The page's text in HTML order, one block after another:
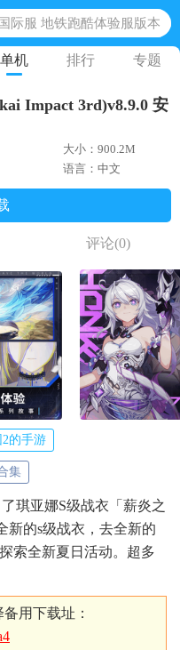
际服 地铁跑酷体验服版本
点亮星空共庆周年
正版 黎明觉醒生机国际服
派对体验服
版奥特曼游戏
单机 排行 专题
Impact 3rd)v8.9.0 安
大小：900.2M
语言：中文
评论(0)
的手游
集
琪亚娜S级战衣「薪炎之
新的s级战衣，去全新的
索全新夏日活动。超多
用下载址：